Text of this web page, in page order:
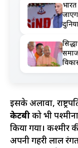
इसके अलावा,
केटबीको भी
किया गया। कश्मीर
अपनी गहरी लाल